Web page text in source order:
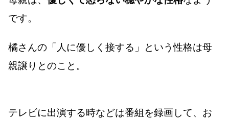
です。
橘さんの「人に優しく接する」という性格は母
親譲りとのこと。
テレビに出演する時などは番組を録画して、お